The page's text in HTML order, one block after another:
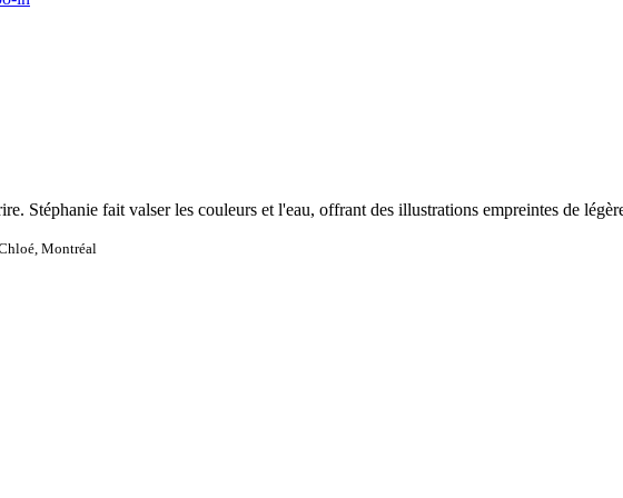
Stéphanie fait valser les couleurs et l'eau, offrant des illustrations empreintes de
Montréal